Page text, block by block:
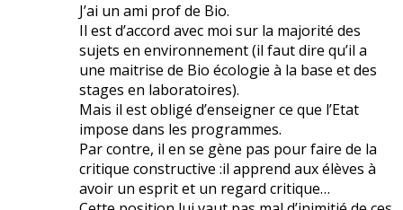
J’ai un ami prof de Bio.
Il est d’accord avec moi sur la majorité des
sujets en environnement (il faut dire qu’il a
une maitrise de Bio écologie à la base et des
stages en laboratoires).
Mais il est obligé d’enseigner ce que l’Etat
impose dans les programmes.
Par contre, il en se gène pas pour faire de la
critique constructive :il apprend aux élèves à
avoir un esprit et un regard critique…